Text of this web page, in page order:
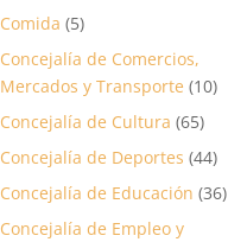
Comida (5)
Concejalía de Comercios,
Mercados y Transporte (10)
Concejalía de Cultura (65)
Concejalía de Deportes (44)
Concejalía de Educación (36)
Concejalía de Empleo y